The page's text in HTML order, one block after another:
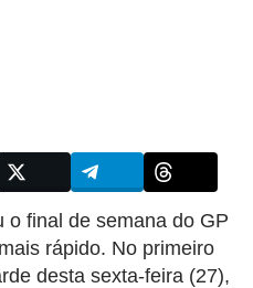
o final de semana do GP
rápido. No primeiro
desta sexta-feira (27),